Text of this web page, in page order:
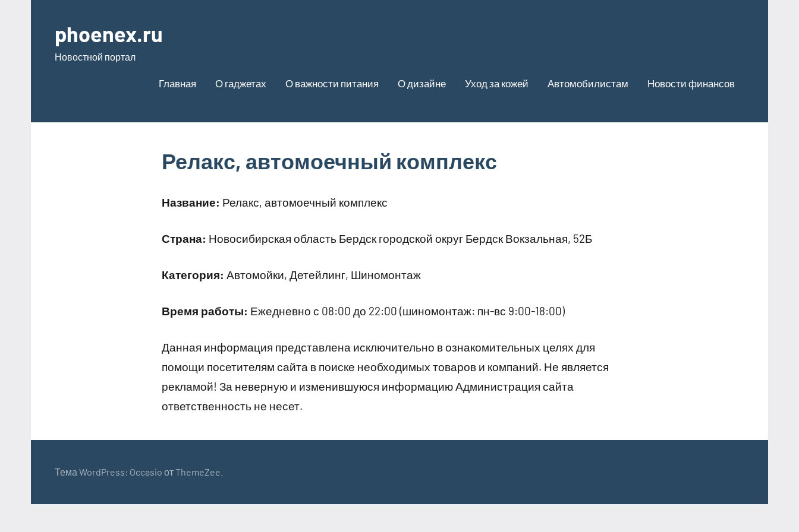
содержимому
phoenex.ru
Новостной портал
Главная О гаджетах О важности питания О дизайне Уход за кожей Автомобилистам Новости финансов
Релакс, автомоечный комплекс
Название: Релакс, автомоечный комплекс
Страна: Новосибирская область Бердск городской округ Бердск Вокзальная, 52Б
Категория: Автомойки, Детейлинг, Шиномонтаж
Время работы: Ежедневно с 08:00 до 22:00 (шиномонтаж: пн-вс 9:00-18:00)
Данная информация представлена исключительно в ознакомительных целях для
помощи посетителям сайта в поиске необходимых товаров и компаний. Не является
рекламой! За неверную и изменившуюся информацию Администрация сайта
ответственность не несет.
Тема WordPress: Occasio от ThemeZee.